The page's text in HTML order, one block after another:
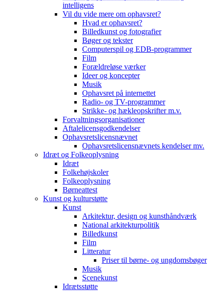
intelligens
Vil du vide mere om ophavsret?
Hvad er ophavsret?
Billedkunst og fotografier
Bøger og tekster
Computerspil og EDB-programmer
Film
Forældreløse værker
Ideer og koncepter
Musik
Ophavsret på internettet
Radio- og TV-programmer
Strikke- og hækleopskrifter m.v.
Forvaltningsorganisationer
Aftalelicensgodkendelser
Ophavsretslicensnævnet
Ophavsretslicensnævnets kendelser mv.
Idræt og Folkeoplysning
Idræt
Folkehøjskoler
Folkeoplysning
Børneattest
Kunst og kulturstøtte
Kunst
Arkitektur, design og kunsthåndværk
National arkitekturpolitik
Billedkunst
Film
Litteratur
Priser til børne- og ungdomsbøger
Musik
Scenekunst
Idrætsstøtte